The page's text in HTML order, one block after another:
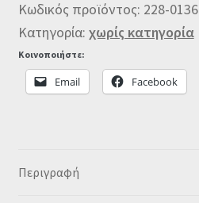
Κωδικός προϊόντος: 228-0136
Κατηγορία: χωρίς κατηγορία
Κοινοποιήστε:
Email Facebook
Περιγραφή